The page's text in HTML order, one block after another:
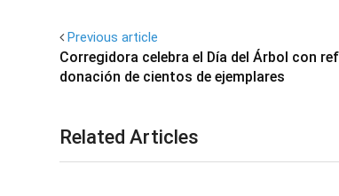
Previous article
Corregidora celebra el Día del Árbol con
donación de cientos de ejemplares
Related Articles